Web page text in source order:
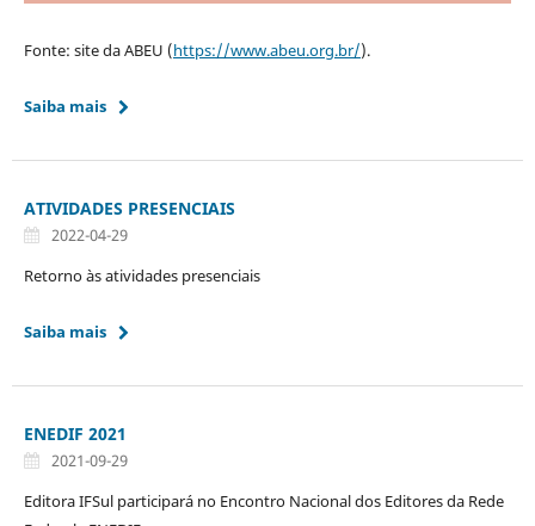
Fonte: site da ABEU (https://www.abeu.org.br/).
Saiba mais
ATIVIDADES PRESENCIAIS
2022-04-29
Retorno às atividades presenciais
Saiba mais
ENEDIF 2021
2021-09-29
Editora IFSul participará no Encontro Nacional dos Editores da Rede